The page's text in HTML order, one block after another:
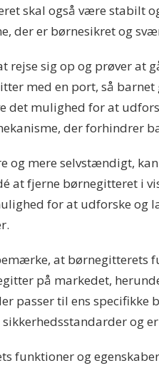
skal også være stabilt
der er børnesikret og
rejse sig op og prøver at
med en port, så
det mulighed for at
der forhindrer
og mere selvstændigt,
at fjerne børnegitteret i
for at udforske og
at børnegitterets
på markedet,
passer til ens specifikke
og
funktioner og